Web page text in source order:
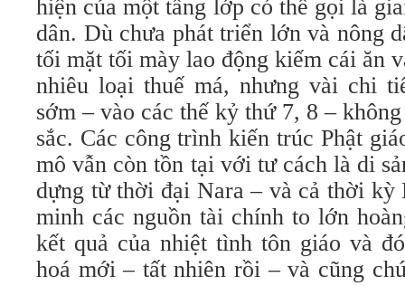
hiện của một tầng lớp có thể gọi là
dân. Dù chưa phát triển lớn và nông
tối mặt tối mày lao động kiếm cái ăn
nhiêu loại thuế má, nhưng vài chi
sớm – vào các thế kỷ thứ 7, 8 –
sắc. Các công trình kiến trúc Phật
mô vẫn còn tồn tại với tư cách là di
dựng từ thời đại Nara – và cả thời kỳ
minh các nguồn tài chính to lớn
kết quả của nhiệt tình tôn giáo và
hoá mới – tất nhiên rồi – và cũng